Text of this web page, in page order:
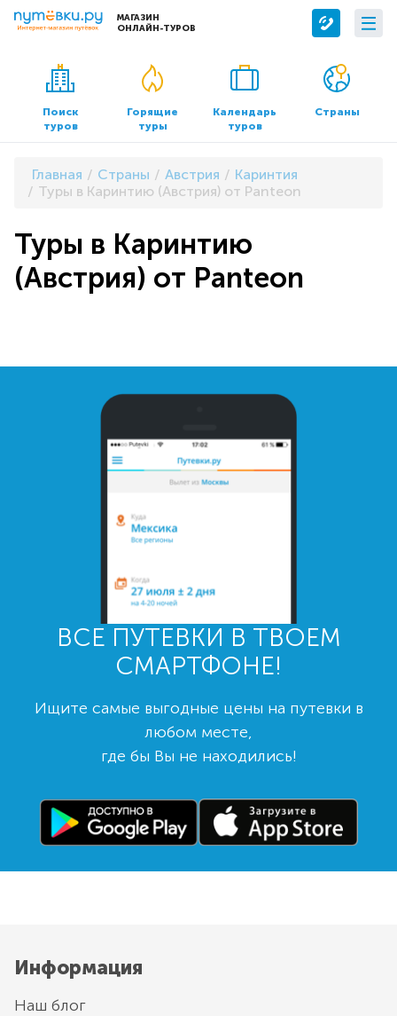
МАГАЗИН
ОНЛАЙН-ТУРОВ
Сервисы
Бронирование отелей
Трансфер
О компании
О нас
Контакты
Документы и реквизиты
Поиск
туров
Горящие
туры
Календарь
туров
Страны
Главная Страны Австрия
Каринтия
Туры в Каринтию (Австрия) от Panteon
Туры в Каринтию
(Австрия) от Panteon
ВСЕ ПУТЕВКИ В ТВОЕМ
СМАРТФОНЕ!
Ищите самые выгодные цены на путевки в
любом месте,
где бы Вы не находились!
Информация
Наш блог